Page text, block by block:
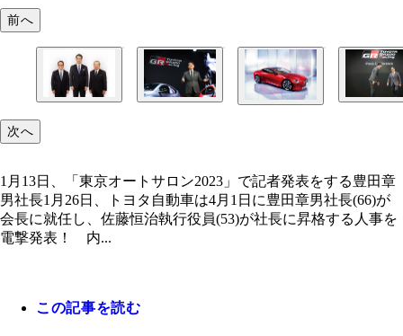
前へ
次へ
1月13日、「東京オートサロン2023」で記者発表をする豊田章
男社長1月26日、トヨタ自動車は4月1日に豊田章男社長(66)が
会長に就任し、佐藤恒治執行役員(53)が社長に昇格する人事を
電撃発表！ 内...
この記事を読む